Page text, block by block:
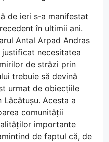
de ieri s-a manifestat
în ultimii ani.
Antal Arpad Andras
necesitatea
de străzi prin
trebuie să devină
urmat de obiecțiile
Lăcătușu. Acesta a
comunității
importante
de faptul că, de